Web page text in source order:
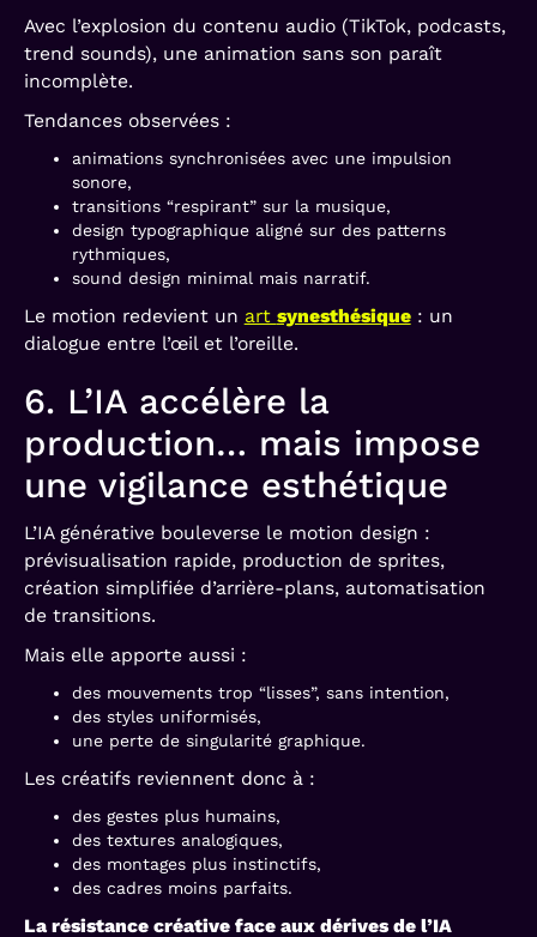
Avec l’explosion du contenu audio (TikTok, podcasts,
trend sounds), une animation sans son paraît
incomplète.
Tendances observées :
animations synchronisées avec une impulsion
sonore,
transitions “respirant” sur la musique,
design typographique aligné sur des patterns
rythmiques,
sound design minimal mais narratif.
Le motion redevient un art synesthésique: un
dialogue entre l’œil et l’oreille.
6. L’IA accélère la
production… mais impose
une vigilance esthétique
L’IA générative bouleverse le motion design :
prévisualisation rapide, production de sprites,
création simplifiée d’arrière-plans, automatisation
de transitions.
Mais elle apporte aussi :
des mouvements trop “lisses”, sans intention,
des styles uniformisés,
une perte de singularité graphique.
Les créatifs reviennent donc à :
des gestes plus humains,
des textures analogiques,
des montages plus instinctifs,
des cadres moins parfaits.
La résistance créative face aux dérives de l’IA